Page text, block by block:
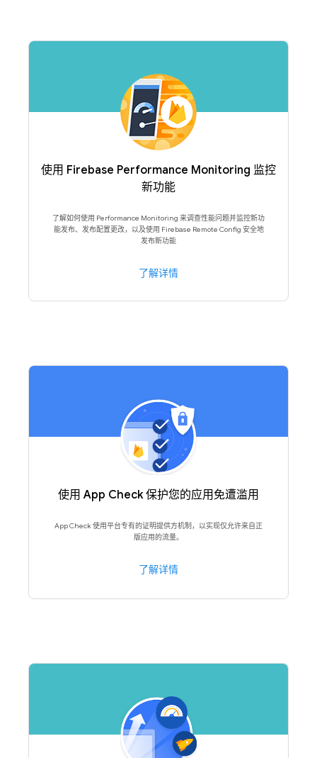
使用 Firebase Performance Monitoring 监控
新功能
了解如何使用 Performance Monitoring 来调查性能问题并监控新功
能发布、发布配置更改，以及使用 Firebase Remote Config 安全地
发布新功能
了解详情
使用 App Check 保护您的应用免遭滥用
App Check 使用平台专有的证明提供方机制，以实现仅允许来自正
版应用的流量。
了解详情